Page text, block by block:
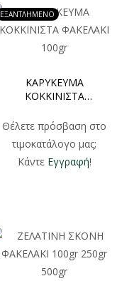
ΕΞΑΝΤΛΗΜΕΝΟ
ΚΑΡΥΚΕΥΜΑ
ΚΟΚΚΙΝΙΣΤΑ
Θέλετε πρόσβαση στο
τιμοκατάλογο μας;
Κάντε Εγγραφή!